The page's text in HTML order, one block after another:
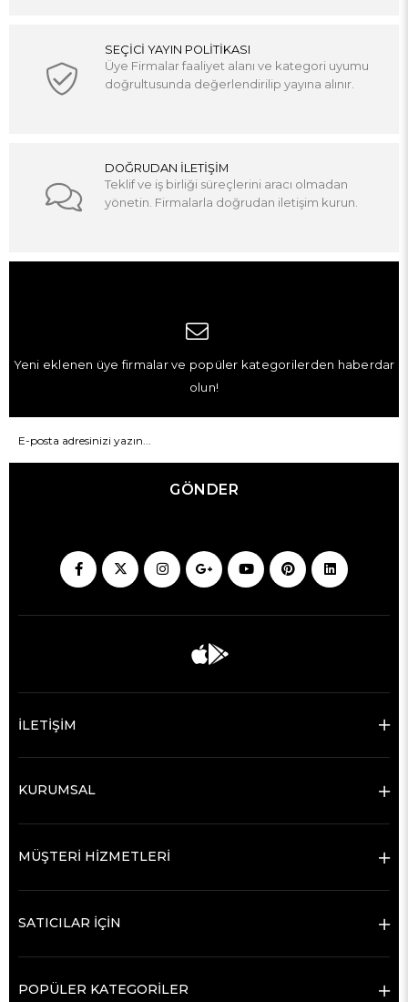
SEÇİCİ YAYIN POLİTİKASI
Üye Firmalar faaliyet alanı ve kategori uyumu
doğrultusunda değerlendirilip yayına alınır.
DOĞRUDAN İLETİŞİM
Teklif ve iş birliği süreçlerini aracı olmadan
yönetin. Firmalarla doğrudan iletişim kurun.
Yeni eklenen üye firmalar ve popüler kategorilerden haberdar
olun!
GÖNDER
İLETİŞİM
KURUMSAL
MÜŞTERİ HİZMETLERİ
SATICILAR İÇİN
POPÜLER KATEGORİLER